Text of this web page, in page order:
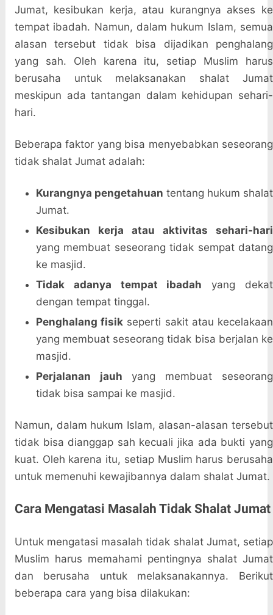
Jumat, kesibukan kerja, atau kurangnya akses ke
tempat ibadah. Namun, dalam hukum Islam, semua
alasan tersebut tidak bisa dijadikan penghalang
yang sah. Oleh karena itu, setiap Muslim harus
berusaha untuk melaksanakan shalat Jumat
meskipun ada tantangan dalam kehidupan sehari-
hari.
Beberapa faktor yang bisa menyebabkan seseorang
tidak shalat Jumat adalah:
Kurangnya pengetahuan tentang hukum shalat
Jumat.
Kesibukan kerja atau aktivitas sehari-hari
yang membuat seseorang tidak sempat datang
ke masjid.
Tidak adanya tempat ibadah yang dekat
dengan tempat tinggal.
Penghalang fisik seperti sakit atau kecelakaan
yang membuat seseorang tidak bisa berjalan ke
masjid.
Perjalanan jauh yang membuat seseorang
tidak bisa sampai ke masjid.
Namun, dalam hukum Islam, alasan-alasan tersebut
tidak bisa dianggap sah kecuali jika ada bukti yang
kuat. Oleh karena itu, setiap Muslim harus berusaha
untuk memenuhi kewajibannya dalam shalat Jumat.
Cara Mengatasi Masalah Tidak Shalat Jumat
Untuk mengatasi masalah tidak shalat Jumat, setiap
Muslim harus memahami pentingnya shalat Jumat
dan berusaha untuk melaksanakannya. Berikut
beberapa cara yang bisa dilakukan: